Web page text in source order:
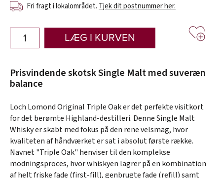
Fri fragt i lokalområdet. Tjek dit postnummer her.
LÆG I KURVEN
Prisvindende skotsk Single Malt med suveræn
balance
Loch Lomond Original Triple Oak er det perfekte visitkort
for det berømte Highland-destilleri. Denne Single Malt
Whisky er skabt med fokus på den rene velsmag, hvor
kvaliteten af håndværket er sat i absolut første række.
Navnet "Triple Oak" henviser til den komplekse
modningsproces, hvor whiskyen lagrer på en kombination
af helt friske fade (first-fill), genbrugte fade (refill) samt